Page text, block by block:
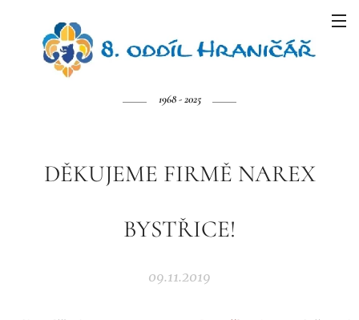
1968 - 2025
DĚKUJEME FIRMĚ NAREX
BYSTŘICE!
09.11.2019